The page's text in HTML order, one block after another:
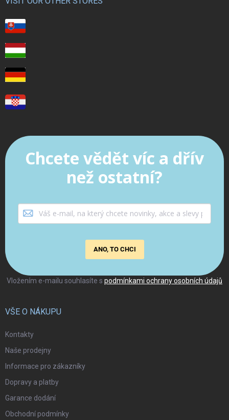
Vložením e-mailu souhlasíte s podmínkami ochrany osobních údajů
Chcete vědět víc a dřív
než ostatní?
ANO, TO CHCI
VŠE O NÁKUPU
Kontakty
Naše prodejny
Informace pro zákazníky
Dopravy a platby
Garance dodání
Obchodní podmínky